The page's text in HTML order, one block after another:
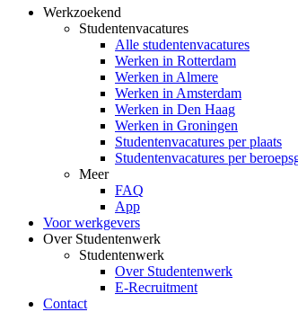
Werkzoekend
Studentenvacatures
Alle studentenvacatures
Werken in Rotterdam
Werken in Almere
Werken in Amsterdam
Werken in Den Haag
Werken in Groningen
Studentenvacatures per plaats
Studentenvacatures per
Meer
FAQ
App
Voor werkgevers
Over Studentenwerk
Studentenwerk
Over Studentenwerk
E-Recruitment
Contact